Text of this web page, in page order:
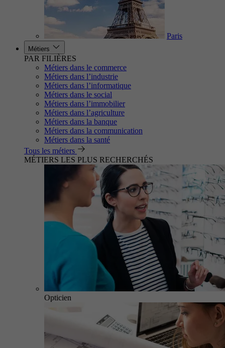
Paris
Métiers
PAR FILIÈRES
Métiers dans le commerce
Métiers dans l’industrie
Métiers dans l’informatique
Métiers dans le social
Métiers dans l’immobilier
Métiers dans l’agriculture
Métiers dans la banque
Métiers dans la communication
Métiers dans la santé
Tous les métiers
MÉTIERS LES PLUS RECHERCHÉS
Opticien